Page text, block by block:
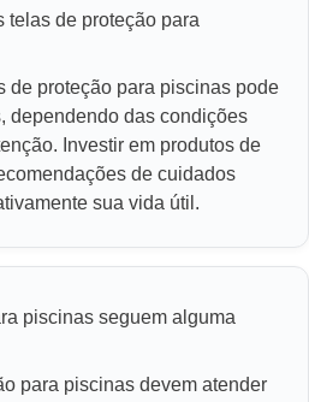
telas de proteção para
de proteção para piscinas pode
dependendo das condições
Investir em produtos de
de cuidados
sua vida útil.
piscinas seguem alguma
para piscinas devem atender